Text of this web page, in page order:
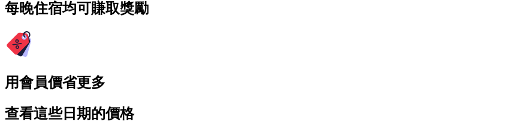
每晚住宿均可賺取獎勵
用會員價省更多
查看這些日期的價格